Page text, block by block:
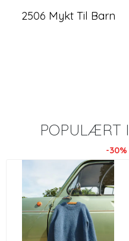
2506 Mykt Til Barn
POPULÆRT I
-30%